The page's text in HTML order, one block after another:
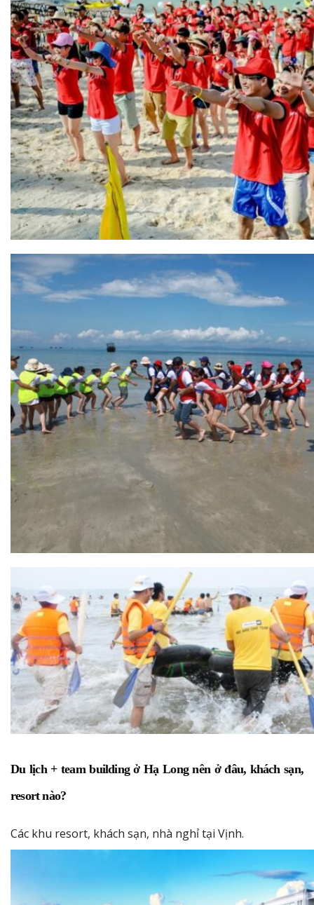
Du lịch + team building ở Hạ Long nên ở đâu, khách sạn,
resort nào?
Các khu resort, khách sạn, nhà nghỉ tại Vịnh.